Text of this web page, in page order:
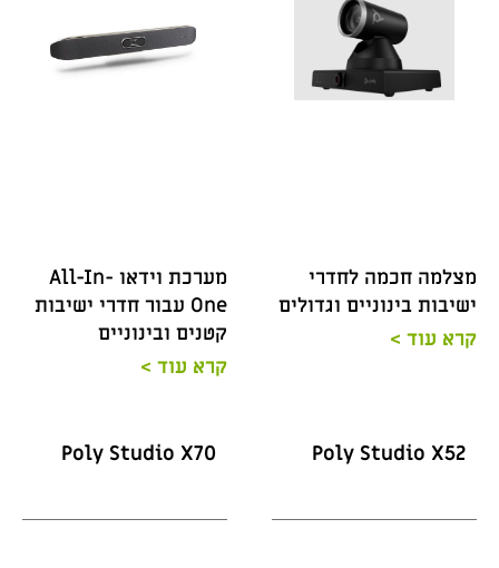
מצלמה חכמה לחדרי
ישיבות בינוניים וגדולים
קרא עוד >
מערכת וידאו All-In-
One עבור חדרי ישיבות
קטנים ובינוניים
קרא עוד >
Poly Studio X52
Poly Studio X70